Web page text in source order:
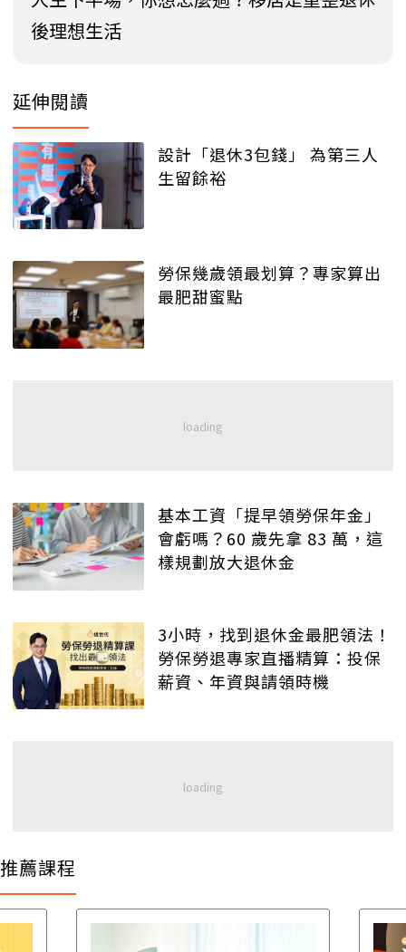
後理想生活
延伸閱讀
設計「退休3包錢」 為第三人
生留餘裕
勞保幾歲領最划算？專家算出
最肥甜蜜點
基本工資「提早領勞保年金」
會虧嗎？60 歲先拿 83 萬，這
樣規劃放大退休金
3小時，找到退休金最肥領法！
勞保勞退專家直播精算：投保
薪資、年資與請領時機
推薦課程